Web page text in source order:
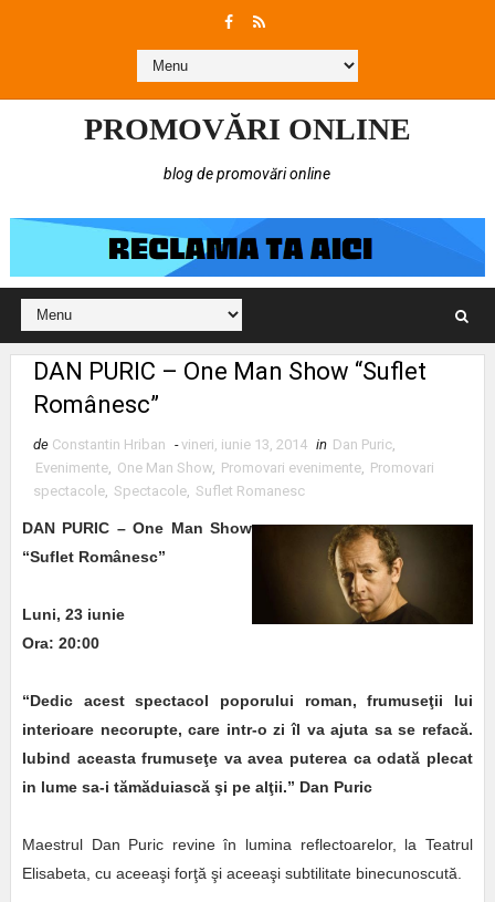
PROMOVĂRI ONLINE
blog de promovări online
DAN PURIC – One Man Show “Suflet
Românesc”
de Constantin Hriban - vineri, iunie 13, 2014 in Dan Puric,
Evenimente, One Man Show, Promovari evenimente, Promovari
spectacole, Spectacole, Suflet Romanesc
DAN PURIC – One Man Show
“Suflet Românesc”
Luni, 23 iunie
Ora: 20:00
“Dedic acest spectacol poporului roman, frumuseţii lui
interioare necorupte, care intr-o zi îl va ajuta sa se refacă.
Iubind aceasta frumuseţe va avea puterea ca odată plecat
in lume sa-i tămăduiască şi pe alţii.” Dan Puric
Maestrul Dan Puric revine în lumina reflectoarelor, la Teatrul
Elisabeta, cu aceeaşi forţă şi aceeaşi subtilitate binecunoscută.